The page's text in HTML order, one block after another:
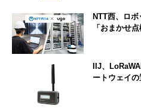
NTT西、ロ
「おまかせ
IIJ、
ートウェイ